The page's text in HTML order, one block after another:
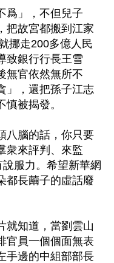
爲」，不但兒子
把故宮都搬到江家
挪走200多億人民
致銀行行長王雪
無官依然無所不
」，還把孫子江志
被揭發。
八腦的話，你只要
衆來評判、來監
服力。希望新華網
都長繭子的虛話廢
就知道，當劉雲山
官員一個個面無表
手邊的中組部部長